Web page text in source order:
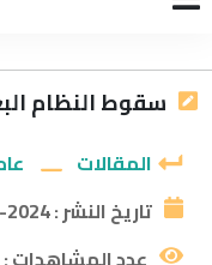
سقوط النظام
المقالات
تاريخ النشر :2024-12-15